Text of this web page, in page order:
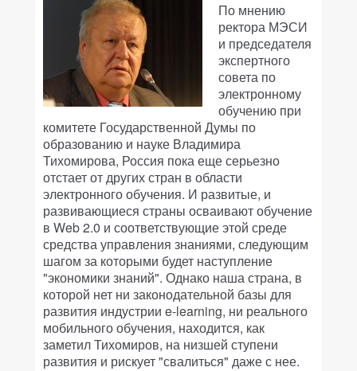
По мнению
ректора МЭСИ
и председателя
экспертного
совета по
электронному
обучению при
комитете Государственной Думы по
образованию и науке Владимира
Тихомирова, Россия пока еще серьезно
отстает от других стран в области
электронного обучения. И развитые, и
развивающиеся страны осваивают обучение
в Web 2.0 и соответствующие этой среде
средства управления знаниями, следующим
шагом за которыми будет наступление
"экономики знаний". Однако наша страна, в
которой нет ни законодательной базы для
развития индустрии e-learning, ни реального
мобильного обучения, находится, как
заметил Тихомиров, на низшей ступени
развития и рискует "свалиться" даже с нее.